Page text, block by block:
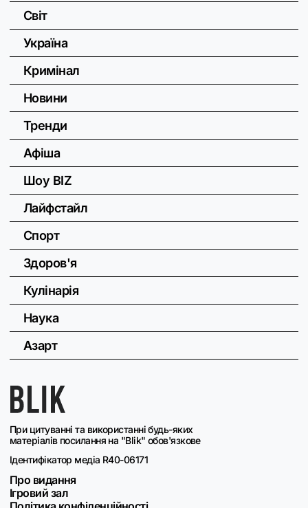
При цитуванні та використанні будь-яких
матеріалів посилання на "Blik" обов'язкове
Ідентифікатор медіа R40-06171
Про видання
Ігровий зал
Світ
Україна
Кримінал
Новини
Тренди
Афіша
Шоу BIZ
Лайфстайл
Спорт
Здоров'я
Кулінарія
Наука
Азарт